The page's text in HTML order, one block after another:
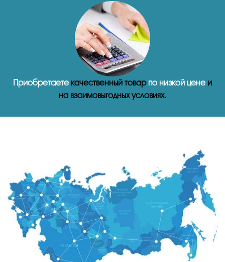
Приобретаете качественный товарпо низкой цене и
на взаимовыгодных условиях.